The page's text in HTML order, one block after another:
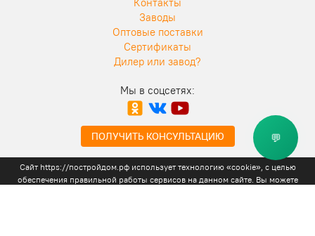
Заводы
Оптовые поставки
Сертификаты
Дилер или завод?
Мы в соцсетях:
ПОЛУЧИТЬ КОНСУЛЬТАЦИЮ
Сайт https://постройдом.рф использует технологию «cookie», с целью
обеспечения правильной работы сервисов на данном сайте. Вы можете
💬